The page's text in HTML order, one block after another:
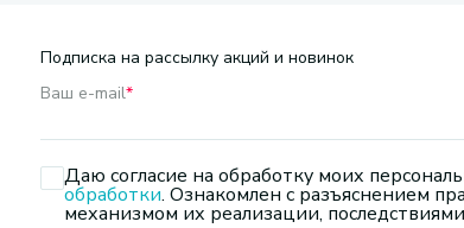
Подписка на рассылку акций и новинок
Ваш e-mail*
Даю согласие на обработку моих
обработки. Ознакомлен с разъяснением
механизмом их реализации, последствиями